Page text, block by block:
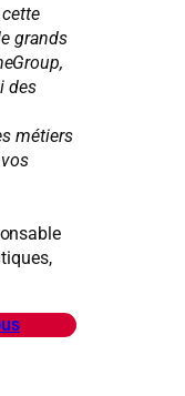
grands
des
métiers